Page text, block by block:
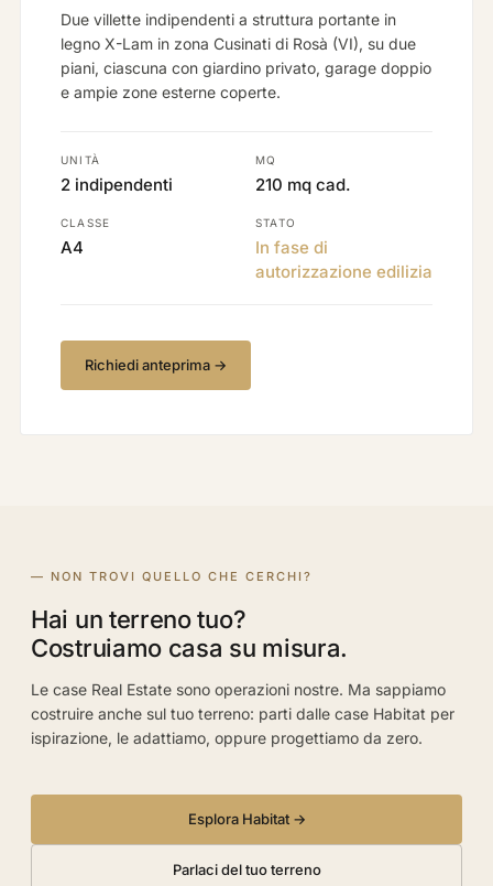
Due villette indipendenti a struttura portante in
legno X-Lam in zona Cusinati di Rosà (VI), su due
piani, ciascuna con giardino privato, garage doppio
e ampie zone esterne coperte.
UNITÀ
2 indipendenti
MQ
210 mq cad.
CLASSE
A4
STATO
In fase di
autorizzazione edilizia
Richiedi anteprima →
— NON TROVI QUELLO CHE CERCHI?
Hai un terreno tuo?
Costruiamo casa su misura.
Le case Real Estate sono operazioni nostre. Ma sappiamo
costruire anche sul tuo terreno: parti dalle case Habitat per
ispirazione, le adattiamo, oppure progettiamo da zero.
Esplora Habitat →
Parlaci del tuo terreno